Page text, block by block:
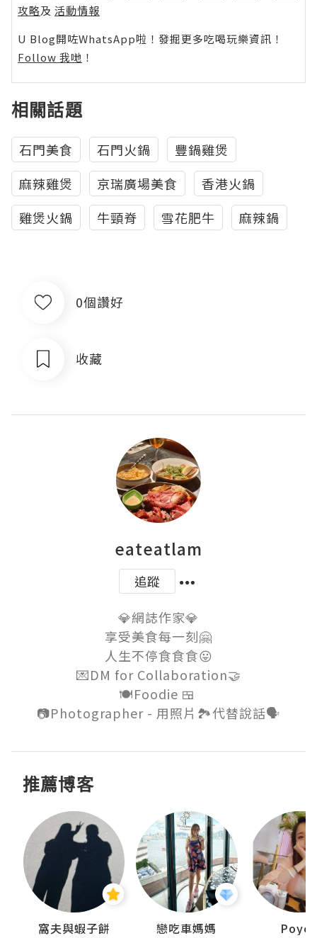
攻略及 活動情報
U Blog開咗WhatsApp啦！發掘更多吃喝玩樂資訊！
Follow 我哋 ！
相關話題
石門美食 石門火鍋
豐鍋雞煲
麻辣雞煲
京瑞廣場美食
香港火鍋
雞煲火鍋
牛頸脊 雪花肥牛 麻辣鍋
0個讚好
收藏
eateatlam
追蹤
💎網誌作家💎
享受美食每一刻🤗
人生不停食食食😛
💌DM for Collaboration🤝
🍽Foodie 🍱
推薦博客
窩夫與蝦子餅 戀吃車媽媽